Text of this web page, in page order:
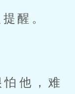
醒。
他，难